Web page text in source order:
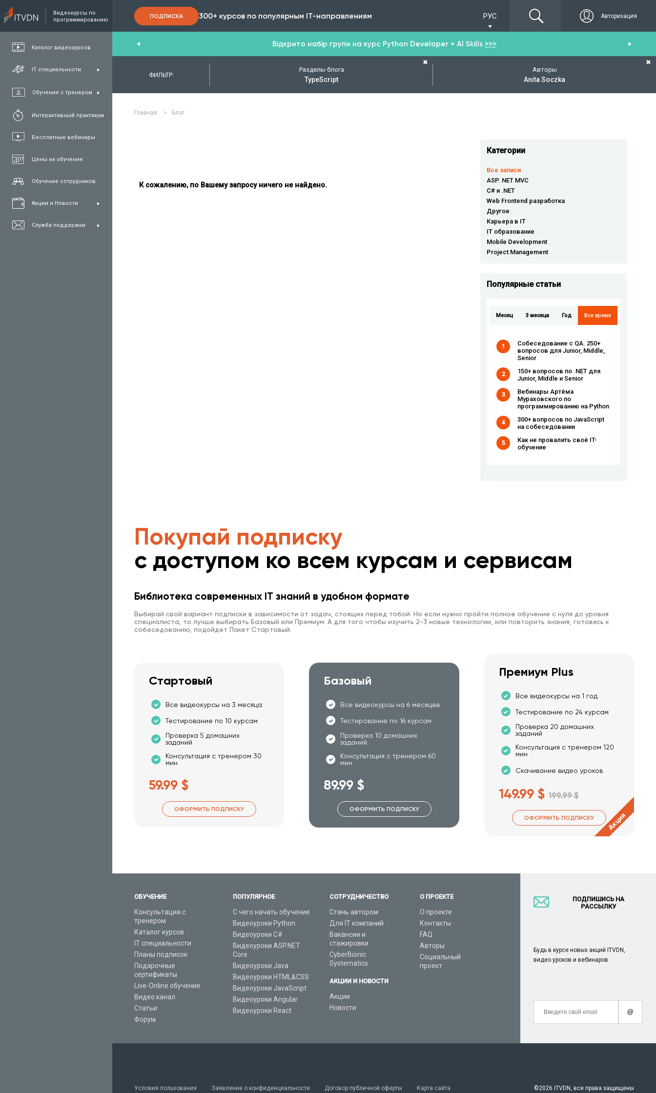
Видеокурсы по
программированию
Каталог видеокурсов
IT специальности
Обучение с тренером
Интерактивный практикум
Бесплатные вебинары
Цены на обучение
Обучение сотрудников
Акции и Новости
Служба поддержки
ПОДПИСКА 300+ курсов по популярным IT-направлениям РУС Авторизация
FullStack Відкрито набір групи на курс Python Developer + AI Skills >>>
ФИЛЬТР:
Разделы блога
TypeScript
✖
Авторы
Anita Soczka
✖
Главная > Блог
К сожалению, по Вашему запросу ничего не найдено.
Категории
Все записи
ASP. NET MVC
C# и .NET
Web Frontend разработка
Другое
Карьера в IT
IT образование
Mobile Development
Project Management
Популярные cтатьи
Месяц 3 месяца Год Все время
1
Собеседование с QA. 250+
вопросов для Junior, Middle,
Senior
2
150+ вопросов по .NET для
Junior, Middle и Senior
3
Вебинары Артёма
Мураховского по
программированию на Python
4
300+ вопросов по JavaScript
на собеседовании
5
Как не провалить своё IT-
обучение
Покупай подписку
с доступом ко всем курсам и сервисам
Библиотека современных IT знаний в удобном формате
Выбирай свой вариант подписки в зависимости от задач, стоящих перед тобой. Но если нужно пройти полное обучение с нуля до уровня
специалиста, то лучше выбирать Базовый или Премиум. А для того чтобы изучить 2-3 новые технологии, или повторить знания, готовясь к
собеседованию, подойдет Пакет Стартовый.
Стартовый
Все видеокурсы на 3 месяца
Тестирование по 10 курсам
Проверка 5 домашних
заданий
Консультация с тренером 30
мин
59.99 $
ОФОРМИТЬ ПОДПИСКУ
Базовый
Все видеокурсы на 6 месяцев
Тестирование по 16 курсам
Проверка 10 домашних
заданий
Консультация с тренером 60
мин
89.99 $
ОФОРМИТЬ ПОДПИСКУ
Премиум Plus
Все видеокурсы на 1 год
Тестирование по 24 курсам
Проверка 20 домашних
заданий
Консультация с тренером 120
мин
Скачивание видео уроков
149.99 $ 199.99 $
ОФОРМИТЬ ПОДПИСКУ Акция
ОБУЧЕНИЕ
Консультация с
тренером
Каталог курсов
IT специальности
Планы подписок
Подарочные
сертификаты
Live-Online обучение
Видео канал
Статьи
Форум
ПОПУЛЯРНОЕ
С чего начать обучение
Видеоуроки Python
Видеоуроки C#
Видеоуроки ASP.NET
Core
Видеоуроки Java
Видеоуроки HTML&CSS
Видеоуроки JavaScript
Видеоуроки Angular
Видеоуроки React
СОТРУДНИЧЕСТВО
Стань автором
Для IT компаний
Вакансии и
стажировки
CyberBionic
Systematics
АКЦИИ И НОВОСТИ
Акции
Новости
О ПРОЕКТЕ
О проекте
Контакты
FAQ
Авторы
Социальный
проект
ПОДПИШИСЬ НА
РАССЫЛКУ
Будь в курсе новых акций ITVDN,
видео уроков и вебинаров
@
Условия пользования Заявление о конфиденциальности Договор публичной оферты Карта сайта ©2026 ITVDN, все права защищены